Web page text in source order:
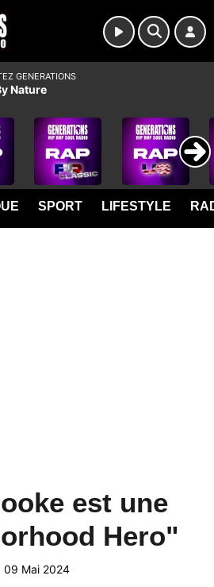
SPORT LIFESTYLE
est une
Hero"
09 Mai 2024
GENERATIONS
Nature